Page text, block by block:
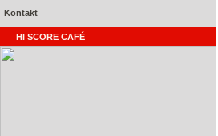
Kontakt
HI SCORE CAFÉ